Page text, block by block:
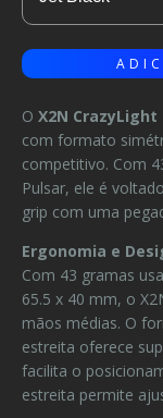
O X2N CrazyLight
com formato
competitivo. Com
Pulsar, ele é
grip com uma
Ergonomia e
Com 43 gramas
65.5 x 40 mm, o
mãos médias. O
estreita oferece
facilita o
estreita permite